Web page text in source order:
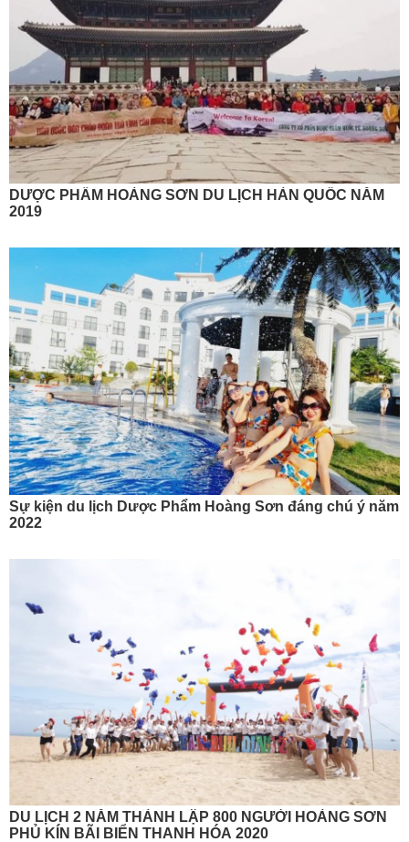
DƯỢC PHẨM HOÀNG SƠN DU LỊCH HÀN QUỐC NĂM
2019
Sự kiện du lịch Dược Phẩm Hoàng Sơn đáng chú ý năm
2022
DU LỊCH 2 NĂM THÀNH LẬP 800 NGƯỜI HOÀNG SƠN
PHỦ KÍN BÃI BIỂN THANH HÓA 2020